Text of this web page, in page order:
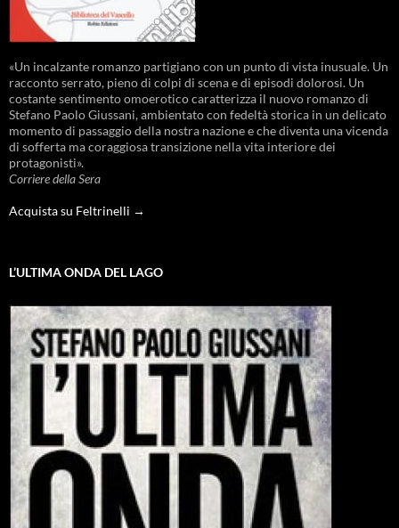
«Un incalzante romanzo partigiano con un punto di vista inusuale. Un
racconto serrato, pieno di colpi di scena e di episodi dolorosi. Un
costante sentimento omoerotico caratterizza il nuovo romanzo di
Stefano Paolo Giussani, ambientato con fedeltà storica in un delicato
momento di passaggio della nostra nazione e che diventa una vicenda
di sofferta ma coraggiosa transizione nella vita interiore dei
protagonisti».
Corriere della Sera
Acquista su Feltrinelli →
L’ULTIMA ONDA DEL LAGO